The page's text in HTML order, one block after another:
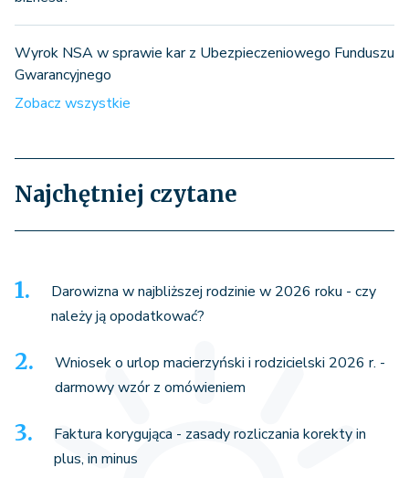
Wyrok NSA w sprawie kar z Ubezpieczeniowego Funduszu
Gwarancyjnego
Zobacz wszystkie
Najchętniej czytane
Darowizna w najbliższej rodzinie w 2026 roku - czy
należy ją opodatkować?
Wniosek o urlop macierzyński i rodzicielski 2026 r. -
darmowy wzór z omówieniem
Faktura korygująca - zasady rozliczania korekty in
plus, in minus